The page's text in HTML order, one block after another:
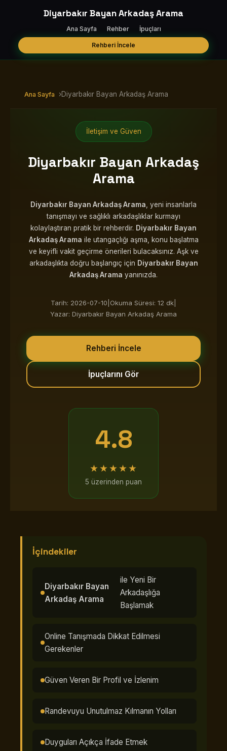
Diyarbakır Bayan Arkadaş Arama
Ana Sayfa Rehber İpuçları
Rehberi İncele
Ana Sayfa ›Diyarbakır Bayan Arkadaş Arama
İletişim ve Güven
Diyarbakır Bayan Arkadaş
Arama
Diyarbakır Bayan Arkadaş Arama , yeni insanlarla
tanışmayı ve sağlıklı arkadaşlıklar kurmayı
kolaylaştıran pratik bir rehberdir. Diyarbakır Bayan
Arkadaş Arama ile utangaçlığı aşma, konu başlatma
ve keyifli vakit geçirme önerileri bulacaksınız. Aşk ve
arkadaşlıkta doğru başlangıç için Diyarbakır Bayan
Arkadaş Arama yanınızda.
Tarih: 2026-07-10 Okuma Süresi: 12 dk
Yazar: Diyarbakır Bayan Arkadaş Arama
Rehberi İncele
İpuçlarını Gör
4.8
★★★★★
5 üzerinden puan
İçindekiler
Diyarbakır Bayan
Arkadaş Arama
ile Yeni Bir
Arkadaşlığa
Başlamak
Online Tanışmada Dikkat Edilmesi
Gerekenler
Güven Veren Bir Profil ve İzlenim
Randevuyu Unutulmaz Kılmanın Yolları
Duyguları Açıkça İfade Etmek